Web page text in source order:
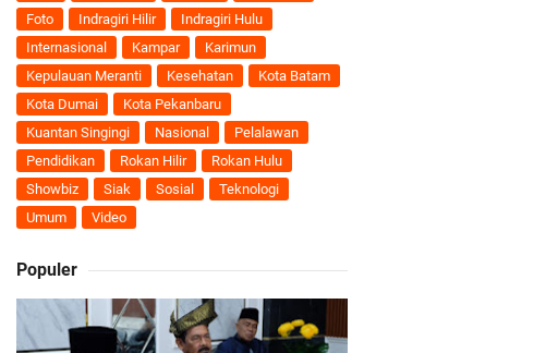
Ekonomi
Meranti Semakin Andal
III. B
dengan Karya Nyata
Foto
Indragiri Hilir
Indragiri Hulu
Internasional
Kampar
Karimun
Kepulauan Meranti
Kesehatan
Kota Batam
Kota Dumai
Kota Pekanbaru
Kuantan Singingi
Nasional
Pelalawan
Pendidikan
Rokan Hilir
Rokan Hulu
Showbiz
Siak Sosial
Teknologi
Umum
Video
Populer